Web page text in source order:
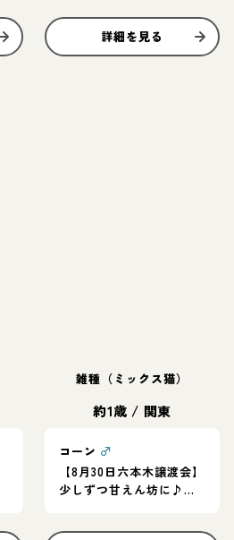
詳細を見る
雑種（ミックス猫）
約1歳 / 関東
コーン ♂
【8月30日六本木譲渡会】
少しずつ甘えん坊に♪人